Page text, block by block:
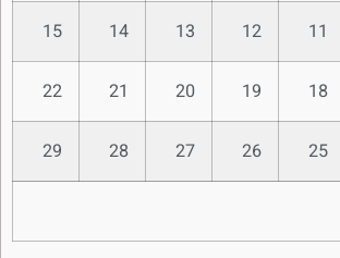
11
12
13
14
15
18
19
20
21
22
25
26
27
28
29